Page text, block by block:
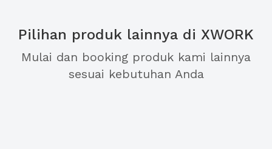
Pilihan produk lainnya di XWORK
Mulai dan booking produk kami lainnya
sesuai kebutuhan Anda